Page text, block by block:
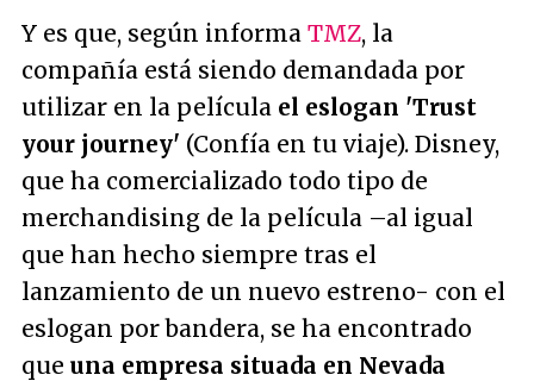
Y es que, según informa TMZ, la
compañía está siendo demandada por
utilizar en la película el eslogan 'Trust
your journey' (Confía en tu viaje). Disney,
que ha comercializado todo tipo de
merchandising de la película –al igual
que han hecho siempre tras el
lanzamiento de un nuevo estreno- con el
eslogan por bandera, se ha encontrado
que una empresa situada en Nevada